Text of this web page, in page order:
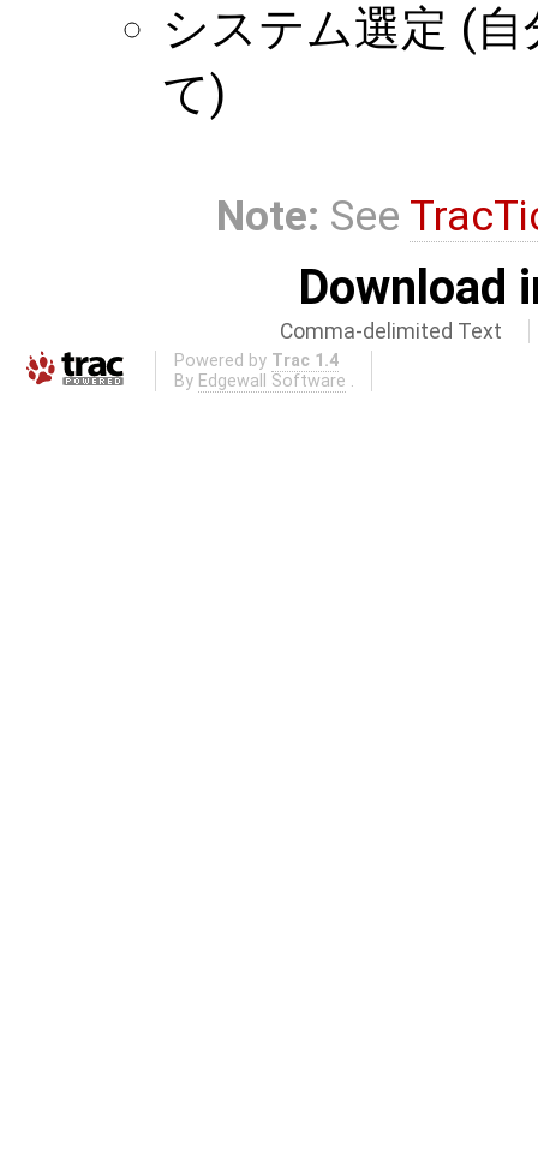
システム選定 (
て)
Note: See
Download
Comma-delimited Text
Powered by Trac 1.4
By Edgewall Software .